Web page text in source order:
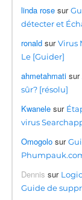
linda rose sur
détecter et
ronald surVirus
Le [Guider]
ahmetahmati sur
sûr? [résolu]
Kwanele sur
virus
Omogolo sur
Dennis sur
Guide de